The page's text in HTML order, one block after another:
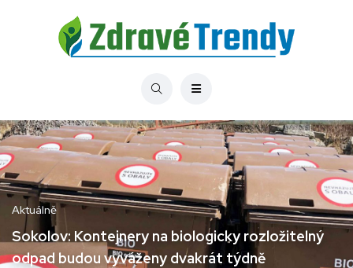
Aktuálně
Sokolov: Kontejnery na biologicky rozložitelný
odpad budou vyváženy dvakrát týdně